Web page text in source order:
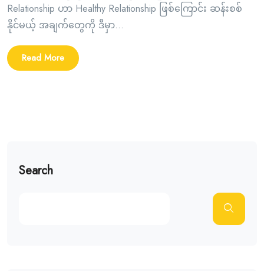
Relationship ဟာ Healthy Relationship ဖြစ်ကြောင်း ဆန်းစစ်
နိုင်မယ့် အချက်တွေကို ဒီမှာ...
Read More
Search